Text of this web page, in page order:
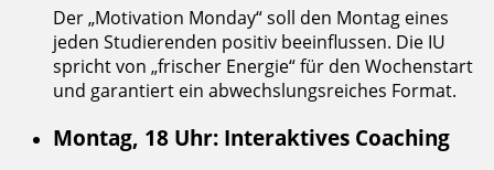
Der „Motivation Monday“ soll den Montag eines
jeden Studierenden positiv beeinflussen. Die IU
spricht von „frischer Energie“ für den Wochenstart
und garantiert ein abwechslungsreiches Format.
Montag, 18 Uhr: Interaktives Coaching